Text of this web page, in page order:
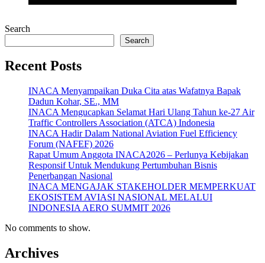
Search
Search
Recent Posts
INACA Menyampaikan Duka Cita atas Wafatnya Bapak
Dadun Kohar, SE., MM
INACA Mengucapkan Selamat Hari Ulang Tahun ke-27 Air
Traffic Controllers Association (ATCA) Indonesia
INACA Hadir Dalam National Aviation Fuel Efficiency
Forum (NAFEF) 2026
Rapat Umum Anggota INACA2026 – Perlunya Kebijakan
Responsif Untuk Mendukung Pertumbuhan Bisnis
Penerbangan Nasional
INACA MENGAJAK STAKEHOLDER MEMPERKUAT
EKOSISTEM AVIASI NASIONAL MELALUI
INDONESIA AERO SUMMIT 2026
No comments to show.
Archives